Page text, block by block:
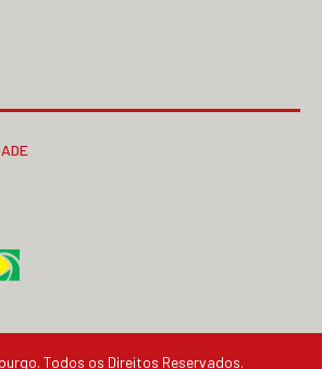
Todos os Direitos Reservados.